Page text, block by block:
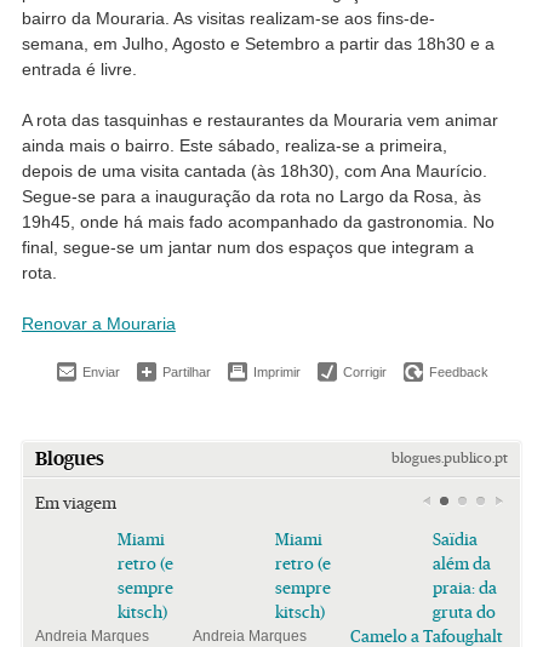
bairro da Mouraria. As visitas realizam-se aos fins-de-
semana, em Julho, Agosto e Setembro a partir das 18h30 e a
entrada é livre.
A rota das tasquinhas e restaurantes da Mouraria vem animar
ainda mais o bairro. Este sábado, realiza-se a primeira,
depois de uma visita cantada (às 18h30), com Ana Maurício.
Segue-se para a inauguração da rota no Largo da Rosa, às
19h45, onde há mais fado acompanhado da gastronomia. No
final, segue-se um jantar num dos espaços que integram a
rota.
Renovar a Mouraria
Enviar Partilhar Imprimir Corrigir Feedback
Blogues blogues.publico.pt
Em viagem
Miami
retro (e
sempre
kitsch)
Andreia Marques
Miami
retro (e
sempre
kitsch)
Andreia Marques
Saïdia
além da
praia: da
gruta do
Camelo a Tafoughalt